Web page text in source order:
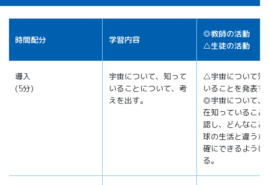
時間配分 学習内容
◎教師の活動
△生徒の活動
導入
(5分)
宇宙について、知って
いることについて、考
えを出す。
△宇宙について知
いることを発表す
◎宇宙について、
在知っていること
認し、どんなこと
球の生活と違うか
確にできるように
る。